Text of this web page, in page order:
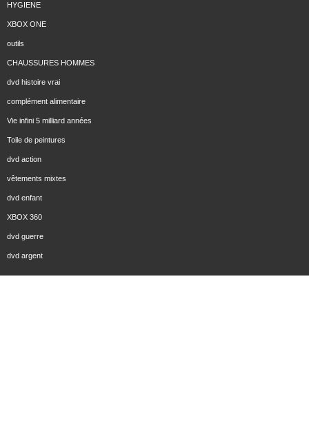
HYGIENE
XBOX ONE
outils
CHAUSSURES HOMMES
dvd histoire vrai
complément alimentaire
Vie infini 5 milliard années
Toile de peintures
dvd action
vêtements mixtes
dvd enfant
XBOX 360
dvd guerre
dvd argent